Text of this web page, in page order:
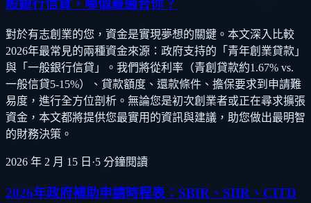
般銀行信貸，哪個最適合你？
對於有志創業的您，資金是實現夢想的關鍵。本文深入比較
2026年最常見的兩種資金來源：政府支持的「青年創業貸款」
與「一般銀行信貸」。我們將從利率（青創貸款約1.67% vs.
一般信貸5-15%）、貸款額度、還款條件、擔保要求到申請難
易度，進行全方位剖析。無論您是初次創業者或正在尋求擴張
資金，本文都將提供您最實用的資訊與建議，助您做出最明智
的財務決策。
2026 年 2 月 15 日 ·5 分鐘閱讀
2026年政府補助申請時程表：SBIR、SIIR、CITD